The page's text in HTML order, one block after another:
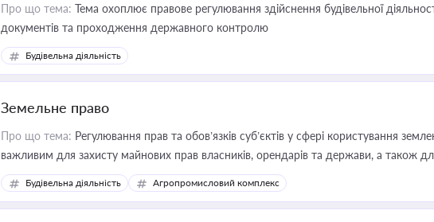
Про що тема: Тема охоплює правове регулювання здійснення будівельної
документів та проходження державного контролю
Будівельна діяльність
Земельне право
Про що тема: Регулювання прав та обов’язків суб’єктів у сфері користування
важливим для захисту майнових прав власників, орендарів та держави, а також
ресурсами
Будівельна діяльність Агропромисловий комплекс